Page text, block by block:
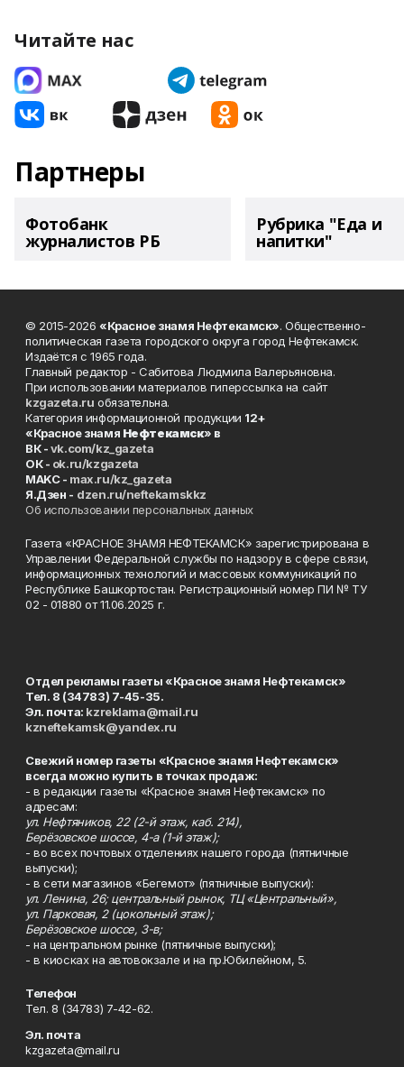
Читайте нас
Партнеры
Фотобанк
журналистов РБ
Рубрика "Еда и
напитки"
© 2015-2026 «Красное знамя Нефтекамск». Общественно-
политическая газета городского округа город Нефтекамск.
Издаётся с 1965 года.
Главный редактор - Сабитова Людмила Валерьяновна.
При использовании материалов гиперссылка на сайт
kzgazeta.ru обязательна.
Категория информационной продукции 12+
«Красное знамя Нефтекамск» в
ВК -vk.com/kz_gazeta
ОК - ok.ru/kzgazeta
MAKC - max.ru/kz_gazeta
Я.Дзен - dzen.ru/neftekamskkz
Об использовании персональных данных
Газета «КРАСНОЕ ЗНАМЯ НЕФТЕКАМСК» зарегистрирована в
Управлении Федеральной службы по надзору в сфере связи,
информационных технологий и массовых коммуникаций по
Республике Башкортостан. Регистрационный номер ПИ № ТУ
02 - 01880 от 11.06.2025 г.
Отдел рекламы газеты «Красное знамя Нефтекамск»
Тел. 8 (34783) 7-45-35.
Эл. почта: kzreklama@mail.ru
kzneftekamsk@yandex.ru
Свежий номер газеты «Красное знамя Нефтекамск»
всегда можно купить в точках продаж:
- в редакции газеты «Красное знамя Нефтекамск» по
адресам:
ул. Нефтяников, 22 (2-й этаж, каб. 214),
Берёзовское шоссе, 4-а (1-й этаж);
- во всех почтовых отделениях нашего города (пятничные
выпуски);
- в сети магазинов «Бегемот» (пятничные выпуски):
ул. Ленина, 26; центральный рынок, ТЦ «Центральный»,
ул. Парковая, 2 (цокольный этаж);
Берёзовское шоссе, 3-в;
- на центральном рынке (пятничные выпуски);
- в киосках на автовокзале и на пр.Юбилейном, 5.
Телефон
Тел. 8 (34783) 7-42-62.
Эл. почта
kzgazeta@mail.ru